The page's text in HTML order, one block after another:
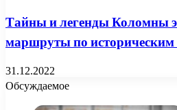
Тайны и легенды Коломны
маршруты по историческим
31.12.2022
Обсуждаемое